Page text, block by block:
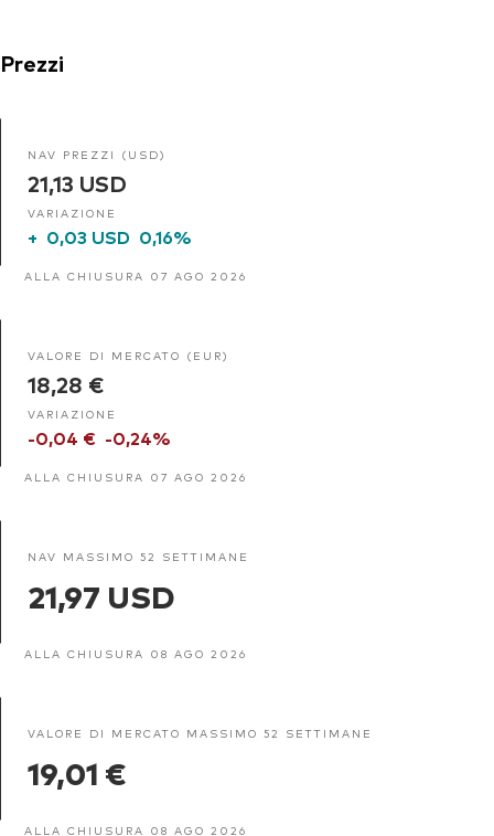
Prezzi
NAV PREZZI (USD)
21,13 USD
VARIAZIONE
+ 0,03 USD 0,16%
ALLA CHIUSURA 07 AGO 2026
VALORE DI MERCATO (EUR)
18,28 €
VARIAZIONE
-0,04 € -0,24%
ALLA CHIUSURA 07 AGO 2026
NAV MASSIMO 52 SETTIMANE
21,97 USD
ALLA CHIUSURA 08 AGO 2026
VALORE DI MERCATO MASSIMO 52 SETTIMANE
19,01 €
ALLA CHIUSURA 08 AGO 2026